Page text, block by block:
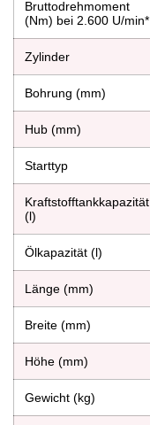
Bruttodrehmoment
(Nm) bei 2.600 U/min*
Zylinder
Bohrung (mm)
Hub (mm)
Starttyp
Kraftstofftankkapazität
(l)
Ölkapazität (l)
Länge (mm)
Breite (mm)
Höhe (mm)
Gewicht (kg)